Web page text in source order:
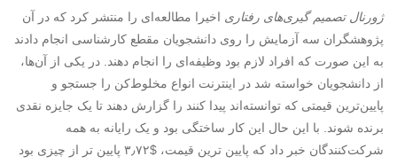
ژورنال تصمیم گیری‌های رفتاری اخیرا مطالعه‌ای را منتشر کرد که در آن
پژوهشگران سه آزمایش را روی دانشجویان مقطع کارشناسی انجام دادند
به این صورت که افراد لازم بود وظیفه‌ای را انجام دهند. در یکی از آن‌ها،
از دانشجویان خواسته شد در اینترنت انواع مخلوط‌کن را جستجو و
پایین‌ترین قیمتی که توانسته‌اند پیدا کنند را گزارش دهند تا یک جایزه نقدی
برنده شوند. با این حال این کار ساختگی بود و یک رایانه به همه
شرکت‌کنندگان خبر داد که پایین ترین قیمت، $۳٫۷۲ پایین تر از چیزی بود